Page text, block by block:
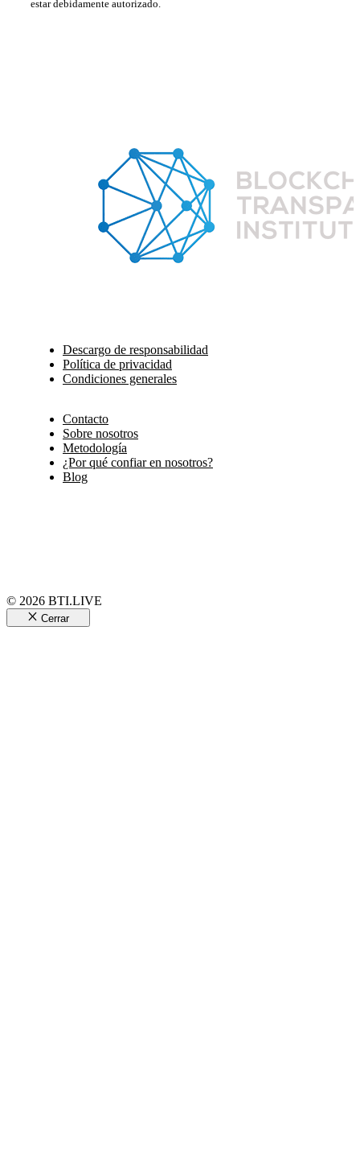
estar debidamente autorizado.
Descargo de responsabilidad
Política de privacidad
Condiciones generales
Contacto
Sobre nosotros
Metodología
¿Por qué confiar en nosotros?
Blog
© 2026 BTI.LIVE
Cerrar